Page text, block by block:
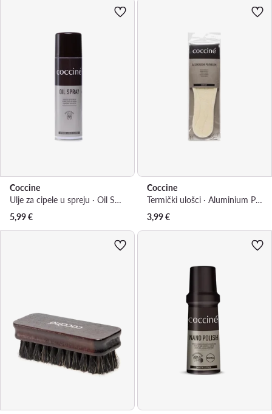
Coccine
Ulje za cipele u spreju · Oil Spray 55/55/250/Z/v6
5,99€
Coccine
Termički ulošci · Aluminium Premium 665/43/AZ r.39/40
3,99€